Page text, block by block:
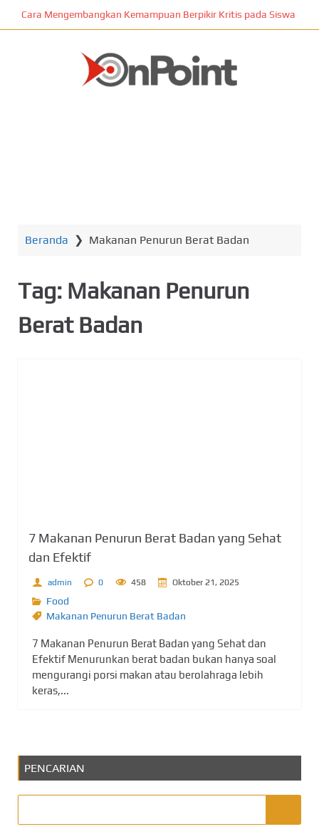
Cara Mengembangkan Kemampuan Berpikir Kritis pada Siswa
Beranda ❯ Makanan Penurun Berat Badan
Tag: Makanan Penurun
Berat Badan
7 Makanan Penurun Berat Badan yang Sehat
dan Efektif
admin 0 458 Oktober 21, 2025
Food
Makanan Penurun Berat Badan
7 Makanan Penurun Berat Badan yang Sehat dan
Efektif Menurunkan berat badan bukan hanya soal
mengurangi porsi makan atau berolahraga lebih
keras,...
PENCARIAN